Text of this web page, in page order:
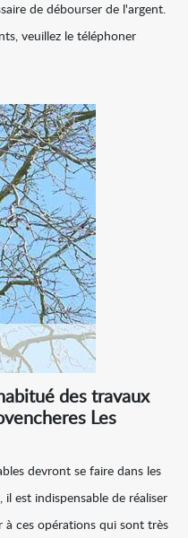
de débourser de l'argent.
veuillez le téléphoner
des travaux
Les
devront se faire dans les
il est indispensable de réaliser
à ces opérations qui sont très